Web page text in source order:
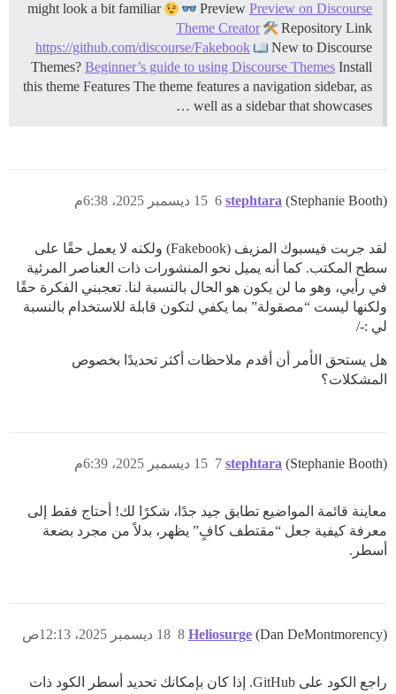
might look a bit familiar
Preview Preview on Discourse
Theme Creator
Repository Link
https://github.com/discourse/Fakebook
New to Discourse
Themes? Beginner’s guide to using Discourse Themes Install
this theme Features The theme features a navigation sidebar, as
well as a sidebar that showcases …
stephtara (Stephanie Booth) 15 ديسمبر 2025، 6:38م 6
لقد جربت فيسبوك المزيف (Fakebook) ولكنه لا يعمل حقًا على
سطح المكتب. كما أنه يميل نحو المنشورات ذات العناصر المرئية
في رأيي، وهو ما لن يكون هو الحال بالنسبة لنا. تعجبني الفكرة حقًا
ولكنها ليست “مصقولة” بما يكفي لتكون قابلة للاستخدام بالنسبة
لي :-/
هل يستحق الأمر أن أقدم ملاحظات أكثر تحديدًا بخصوص
المشكلات؟
stephtara (Stephanie Booth) 15 ديسمبر 2025، 6:39م 7
معاينة قائمة المواضيع تطابق جيد جدًا، شكرًا لك! أحتاج فقط إلى
معرفة كيفية جعل “مقتطف كافٍ” يظهر، بدلاً من مجرد بضعة
أسطر.
Heliosurge (Dan DeMontmorency) 18 ديسمبر 2025، 12:13ص 8
راجع الكود على GitHub. إذا كان بإمكانك تحديد أسطر الكود ذات